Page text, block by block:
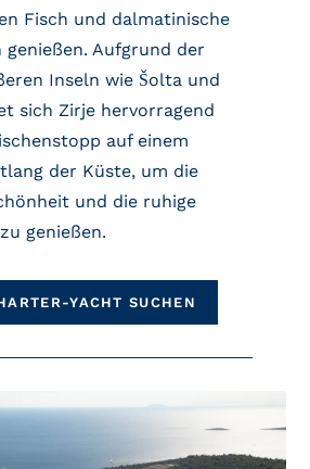
Fisch und dalmatinische
genießen. Aufgrund der
Inseln wie Šolta und
sich Zirje hervorragend
auf einem
der Küste, um die
und die ruhige
genießen.
YACHT SUCHEN